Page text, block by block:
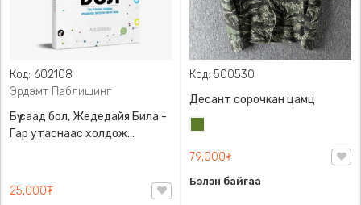
Код: 602108
Эрдэмт Паблишинг
Бүү саад бол, Жедедайя Била -
Гар утаснаас холдож
9789919235192
25,000₮
Код: 500530
Десант сорочкан цамц
79,000₮
Бэлэн байгаа